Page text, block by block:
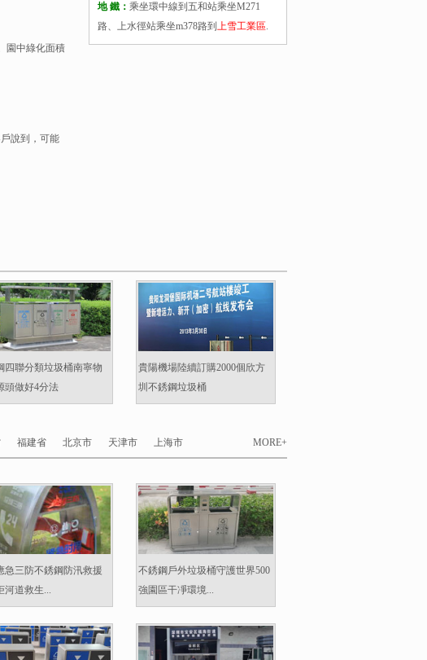
園中綠化面積
說到，可能
地 鐵： 乘坐環中線到五和站乘坐M271
路、上水徑站乘坐m378路到 上雪工業區.
四聯分類垃圾桶南寧物
頭做好4分法
貴陽機場陸續訂購2000個欣方
圳不銹鋼垃圾桶
MORE+
福建省 北京市 天津市 上海市
急三防不銹鋼防汛救援
河道救生...
不銹鋼戶外垃圾桶守護世界500
強園區干凈環境...